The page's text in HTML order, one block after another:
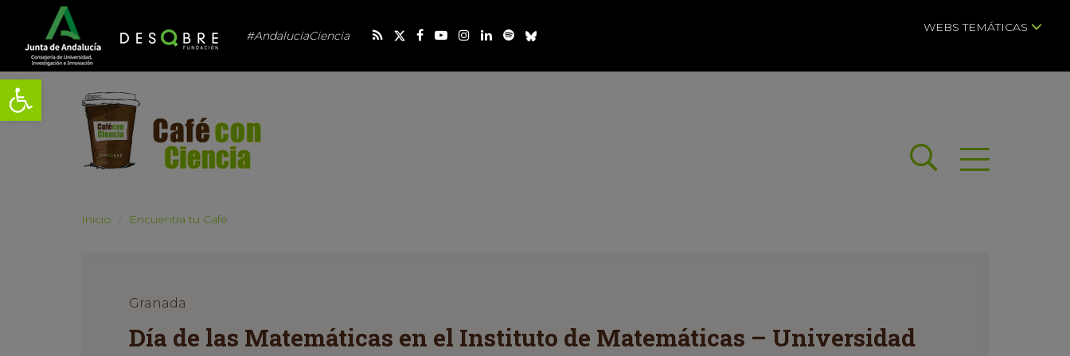
Abrir barra de herramientas
#AndalucíaCiencia
WEBS TEMÁTICAS
BuscarAbrir menú
Inicio Encuentra tu Café
Granada
Día de las Matemáticas en el Instituto de Matemáticas – Universidad